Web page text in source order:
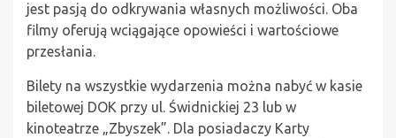
jest pasją do odkrywania własnych możliwości. Oba
filmy oferują wciągające opowieści i wartościowe
przesłania.
Bilety na wszystkie wydarzenia można nabyć w kasie
biletowej DOK przy ul. Świdnickiej 23 lub w
kinoteatrze „Zbyszek”. Dla posiadaczy Karty